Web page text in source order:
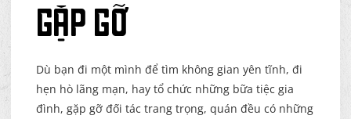
gặp gỡ
Dù bạn đi một mình để tìm không gian yên tĩnh, đi
hẹn hò lãng mạn, hay tổ chức những bữa tiệc gia
đình, gặp gỡ đối tác trang trọng, quán đều có những